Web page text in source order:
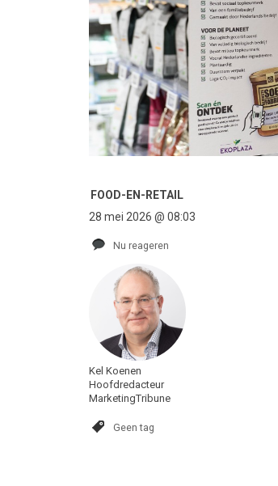
FOOD-EN-RETAIL
28 mei 2026 @ 08:03
Nu reageren
Kel Koenen
Hoofdredacteur
MarketingTribune
Geen tag